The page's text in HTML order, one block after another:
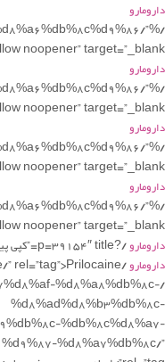
دارومارو
”
noopener” target=”_blank”>
دارومارو
”
noopener” target=”_blank”>
دارومارو
”
noopener” target=”_blank”>
دارومارو
”
noopener” target=”_blank”>
دارومارو/?p=39154″ title=”کپی پیوند” rel=”nofollow”>
دارومارو/tag/prilocaine/” rel=”tag”>Prilocaine
%d8%a8%db%8c-
%d8%ad%d8%b3%db%8c-
%db%8c%d8%a7-
%d8%a7%db%8c/”